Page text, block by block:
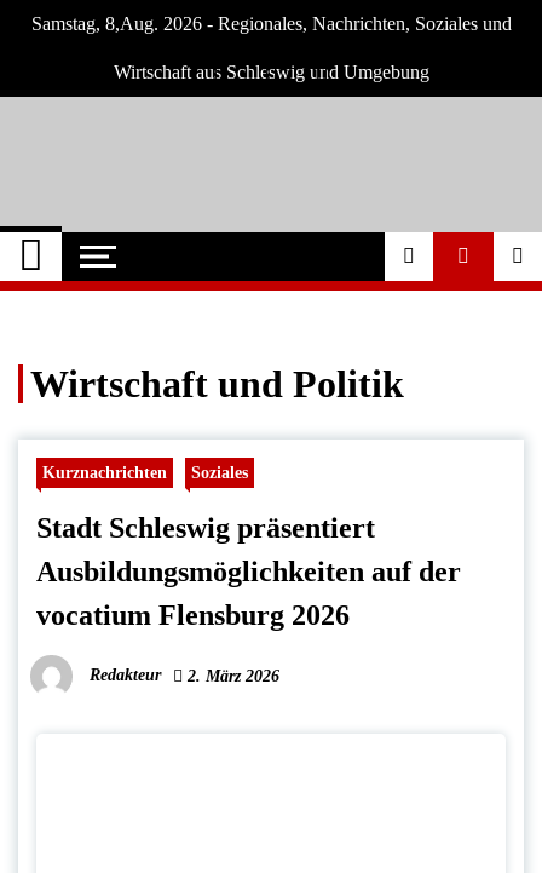
Samstag, 8,Aug. 2026 - Regionales, Nachrichten, Soziales und
Wirtschaft aus Schleswig und Umgebung
Schleswig Szene
Neuigkeiten und Nachrichten aus Schleswig
und Umgebung
Wirtschaft und Politik
Kurznachrichten Soziales
Stadt Schleswig präsentiert
Ausbildungsmöglichkeiten auf der
vocatium Flensburg 2026
Redakteur 2. März 2026